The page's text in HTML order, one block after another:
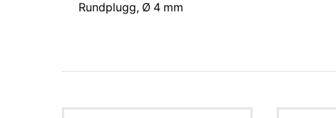
Rundplugg, Ø 4 mm